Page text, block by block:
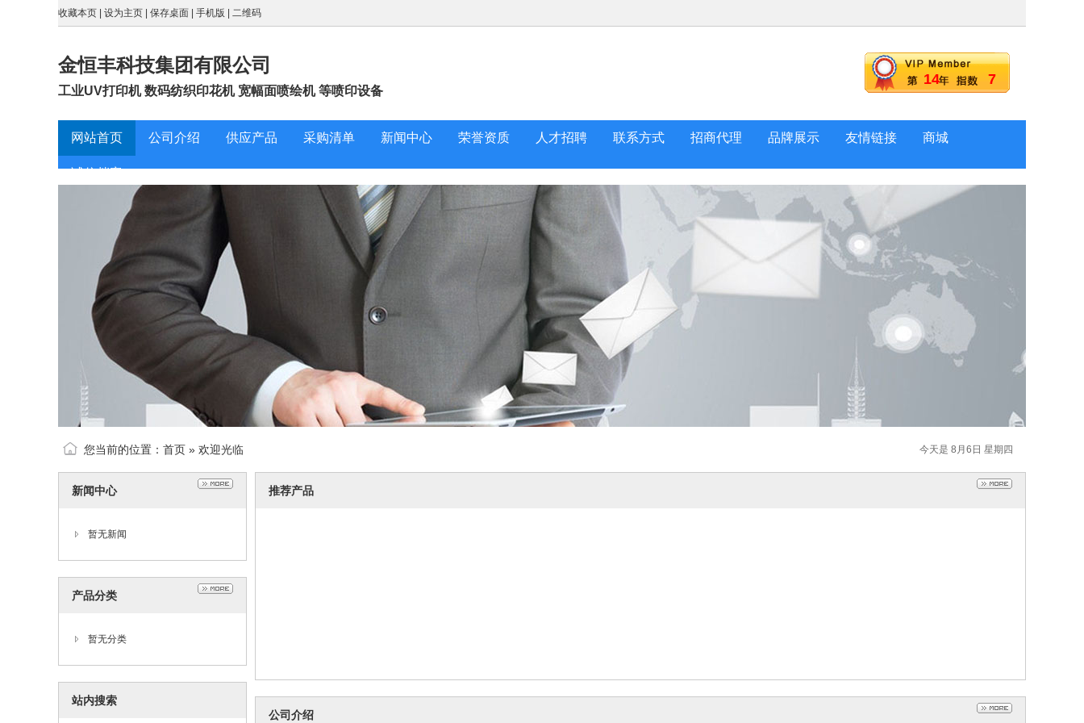
收藏本页 设为主页 保存桌面 手机版 二维码
14 7
金恒丰科技集团有限公司
工业UV打印机 数码纺织印花机 宽幅面喷绘机 等喷印设备
网站首页 公司介绍 供应产品 采购清单 新闻中心 荣誉资质 人才招聘 联系方式 招商代理 品牌展示 友情链接 商城
诚信档案
今天是 8月6日 星期四
您当前的位置： 首页 » 欢迎光临
新闻中心
暂无新闻
产品分类
暂无分类
站内搜索
推荐产品
公司介绍